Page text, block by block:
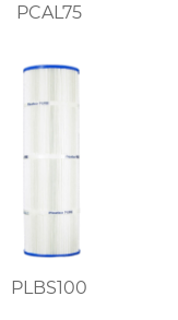
PCAL75
PLBS100